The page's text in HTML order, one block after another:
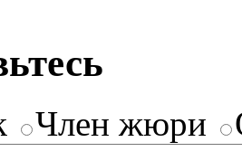
Член жюри